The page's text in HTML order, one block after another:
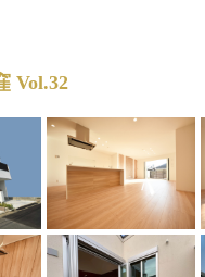
Vol.32